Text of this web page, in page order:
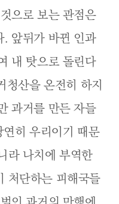
으로 보는 관점은
. 앞뒤가 바뀐 인과
내 탓으로 돌린다
청산을 온전히 하지
과거를 만든 자들
히 우리이기 때문
라 나치에 부역한
처단하는 피해국들